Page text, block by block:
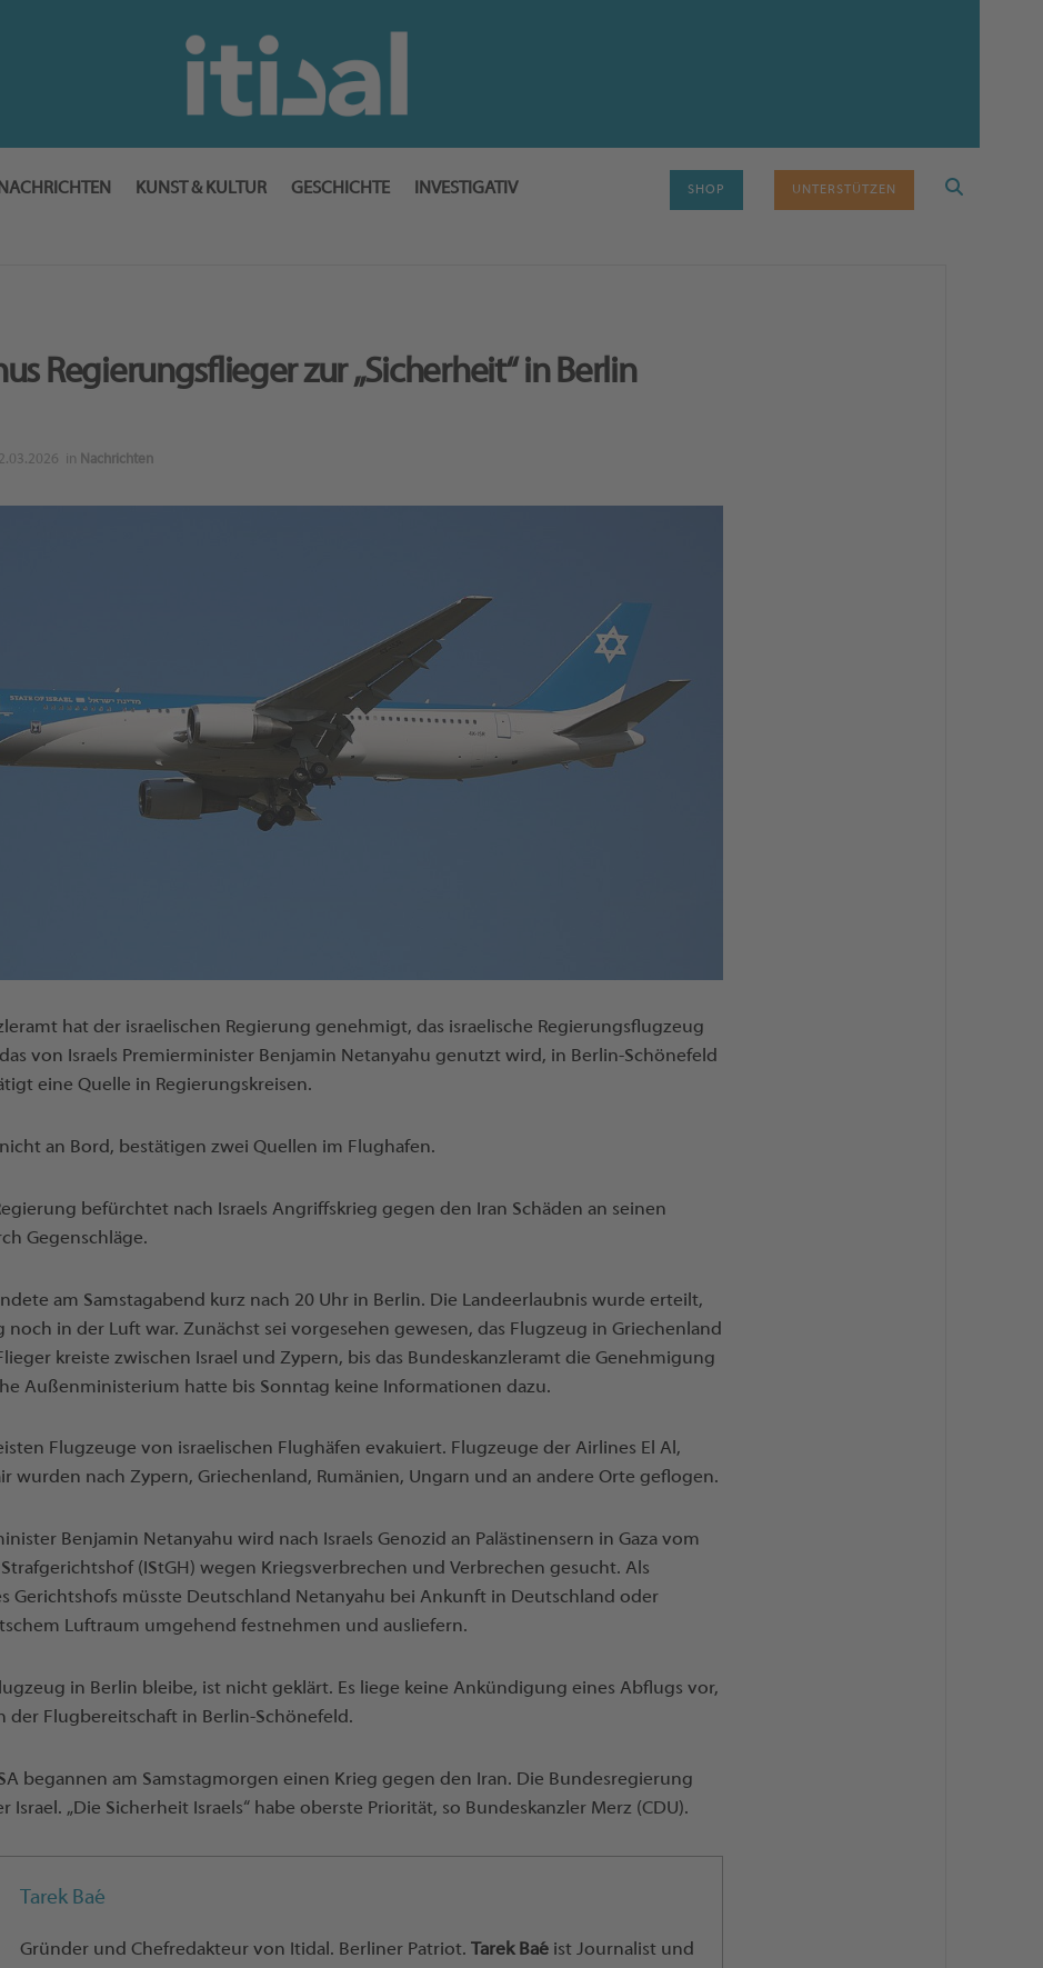
NACHRICHTEN KUNST & KULTUR GESCHICHTE INVESTIGATIV SHOP UNTERSTÜTZEN
Regierungsflieger zur „Sicherheit“ in Berlin
in Nachrichten
hat der israelischen Regierung genehmigt, das israelische Regierungsflugzeug
von Israels Premierminister Benjamin Netanyahu genutzt wird, in Berlin-Schönefeld
eine Quelle in Regierungskreisen.
an Bord, bestätigen zwei Quellen im Flughafen.
befürchtet nach Israels Angriffskrieg gegen den Iran Schäden an seinen
Gegenschläge.
am Samstagabend kurz nach 20 Uhr in Berlin. Die Landeerlaubnis wurde erteilt,
noch in der Luft war. Zunächst sei vorgesehen gewesen, das Flugzeug in Griechenland
kreiste zwischen Israel und Zypern, bis das Bundeskanzleramt die Genehmigung
Außenministerium hatte bis Sonntag keine Informationen dazu.
Flugzeuge von israelischen Flughäfen evakuiert. Flugzeuge der Airlines El Al,
wurden nach Zypern, Griechenland, Rumänien, Ungarn und an andere Orte geflogen.
Benjamin Netanyahu wird nach Israels Genozid an Palästinensern in Gaza vom
(IStGH) wegen Kriegsverbrechen und Verbrechen gesucht. Als
Gerichtshofs müsste Deutschland Netanyahu bei Ankunft in Deutschland oder
Luftraum umgehend festnehmen und ausliefern.
in Berlin bleibe, ist nicht geklärt. Es liege keine Ankündigung eines Abflugs vor,
der Flugbereitschaft in Berlin-Schönefeld.
begannen am Samstagmorgen einen Krieg gegen den Iran. Die Bundesregierung
Israel. „Die Sicherheit Israels“ habe oberste Priorität, so Bundeskanzler Merz (CDU).
Tarek Baé
Gründer und Chefredakteur von Itidal. Berliner Patriot. Tarek Baé ist Journalist und